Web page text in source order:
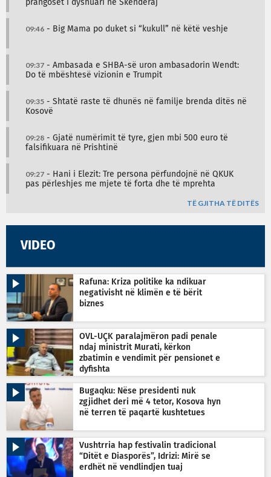
prangoset i dyshuari në Skenderaj
09:46 - Big Mama po duket si “kukull” në këtë veshje
09:37 - Ambasada e SHBA-së uron ambasadorin Wendt:
Do të mbështesë vizionin e Trumpit
09:35 - Shtatë raste të dhunës në familje brenda ditës në
Kosovë
09:28 - Gjatë numërimit të tyre, gjen mbi 500 euro të
falsifikuara në Prishtinë
09:27 - Hani i Elezit: Tre persona përfundojnë në QKUK
pas përleshjes me mjete të forta dhe të mprehta
TË GJITHA TË DITËS
VIDEO
Rafuna: Kriza politike ka ndikuar
negativisht në klimën e të bërit
biznes
OVL-UÇK paralajmëron padi penale
ndaj ministrit Murati, kërkon
zbatimin e vendimit për pensionet e
dyfishta
Bugaqku: Nëse presidenti nuk
zgjidhet deri më 4 tetor, Kosova hyn
në terren të paqartë kushtetues
Vushtrria hap festivalin tradicional
“Ditët e Diasporës”, Idrizi: Mirë se
erdhët në vendlindjen tuaj